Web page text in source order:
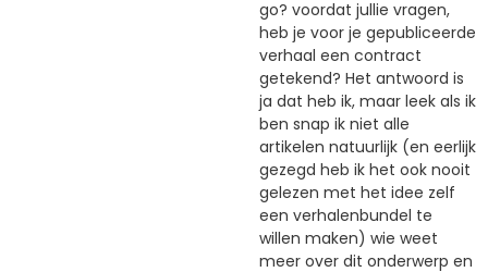
go? voordat jullie vragen,
heb je voor je gepubliceerde
verhaal een contract
getekend? Het antwoord is
ja dat heb ik, maar leek als ik
ben snap ik niet alle
artikelen natuurlijk (en eerlijk
gezegd heb ik het ook nooit
gelezen met het idee zelf
een verhalenbundel te
willen maken) wie weet
meer over dit onderwerp en